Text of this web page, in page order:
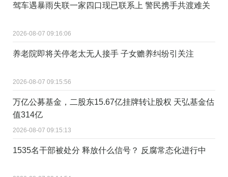
驾车遇暴雨失联一家四口现已联系上 警民携手共渡难关
2026-08-07 09:16:06
养老院即将关停老太无人接手 子女赡养纠纷引关注
2026-08-07 09:15:56
万亿公募基金，二股东15.67亿挂牌转让股权 天弘基金估
值314亿
2026-08-07 09:15:13
1535名干部被处分 释放什么信号？ 反腐常态化进行中